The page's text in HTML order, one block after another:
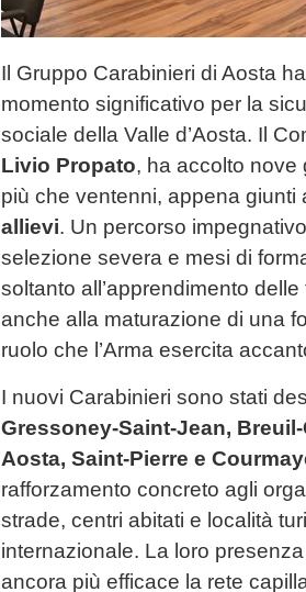
Il Gruppo Carabinieri di Aosta
momento significativo per la
sociale della Valle d’Aosta. Il
Livio Propato, ha accolto nove
più che ventenni, appena giunti
allievi. Un percorso
selezione severa e mesi di
soltanto all’apprendimento
anche alla maturazione di una
ruolo che l’Arma esercita
I nuovi Carabinieri sono stati
Gressoney-Saint-Jean,
Aosta, Saint-Pierre e
rafforzamento concreto agli
strade, centri abitati e località
internazionale. La loro
ancora più efficace la rete